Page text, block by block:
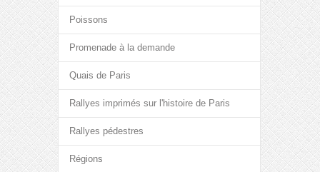
Poissons
Promenade à la demande
Quais de Paris
Rallyes imprimés sur l'histoire de Paris
Rallyes pédestres
Régions